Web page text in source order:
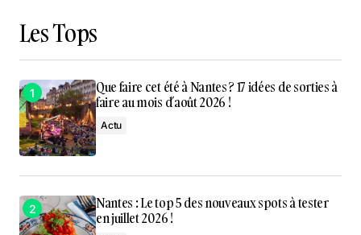
Les Tops
Que faire cet été à Nantes ? 17 idées de sorties à
faire au mois d’août 2026 !
Actu
Nantes : Le top 5 des nouveaux spots à tester
en juillet 2026 !